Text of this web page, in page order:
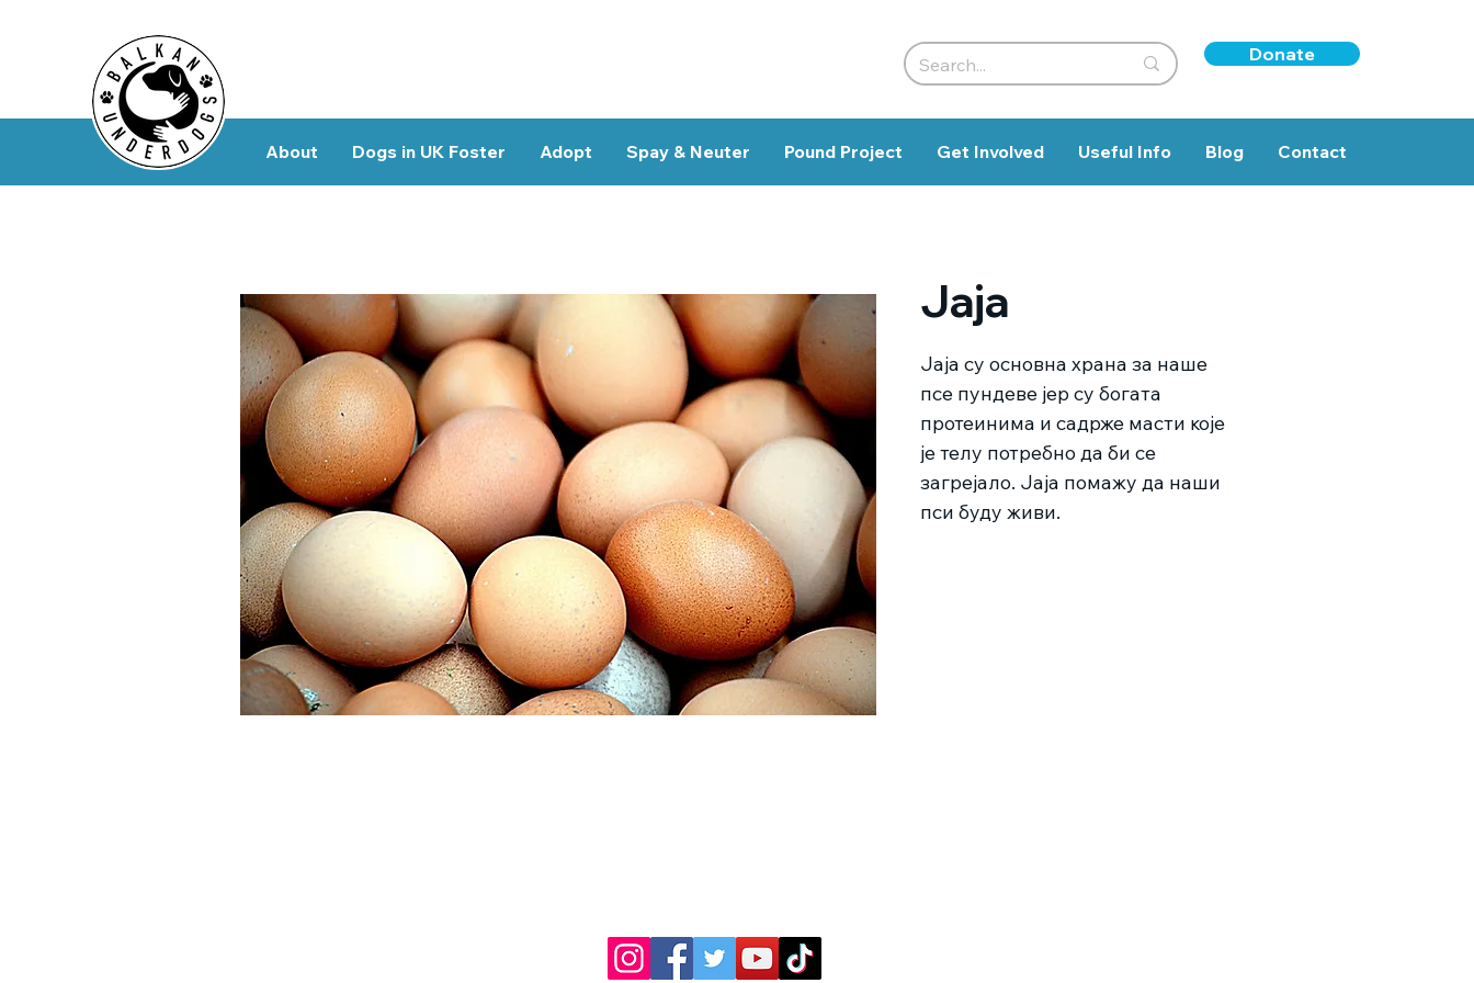
About Dogs in UK Foster Adopt Spay & Neuter Pound Project Get Involved Useful Info Blog Contact
Donate
Јаја
Јаја су основна храна за наше
псе пундеве јер су богата
протеинима и садрже масти које
је телу потребно да би се
загрејало. Јаја помажу да наши
пси буду живи.